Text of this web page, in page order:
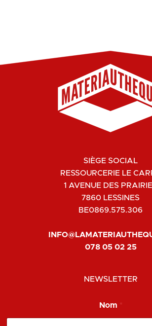
SIÈGE SOCIAL
RESSOURCERIE LE
1 AVENUE DES
7860 LESSINES
BE0869.575.306
078 05 02 25
NEWSLETTER
m
a
Nom *